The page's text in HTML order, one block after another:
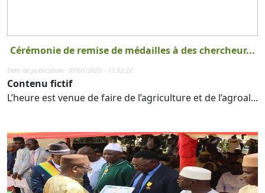
Cérémonie de remise de médailles à des chercheur...
Date de publication : 07/01/2025 - 11:52:22
Contenu fictif
L’heure est venue de faire de l’agriculture et de l’agroal...